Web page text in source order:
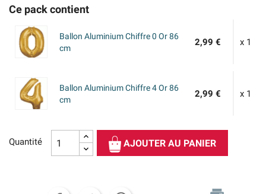
Ce pack contient
Ballon Aluminium Chiffre 0 Or 86
cm
2,99 € x 1
Ballon Aluminium Chiffre 4 Or 86
cm
2,99 € x 1
Quantité AJOUTER AU PANIER